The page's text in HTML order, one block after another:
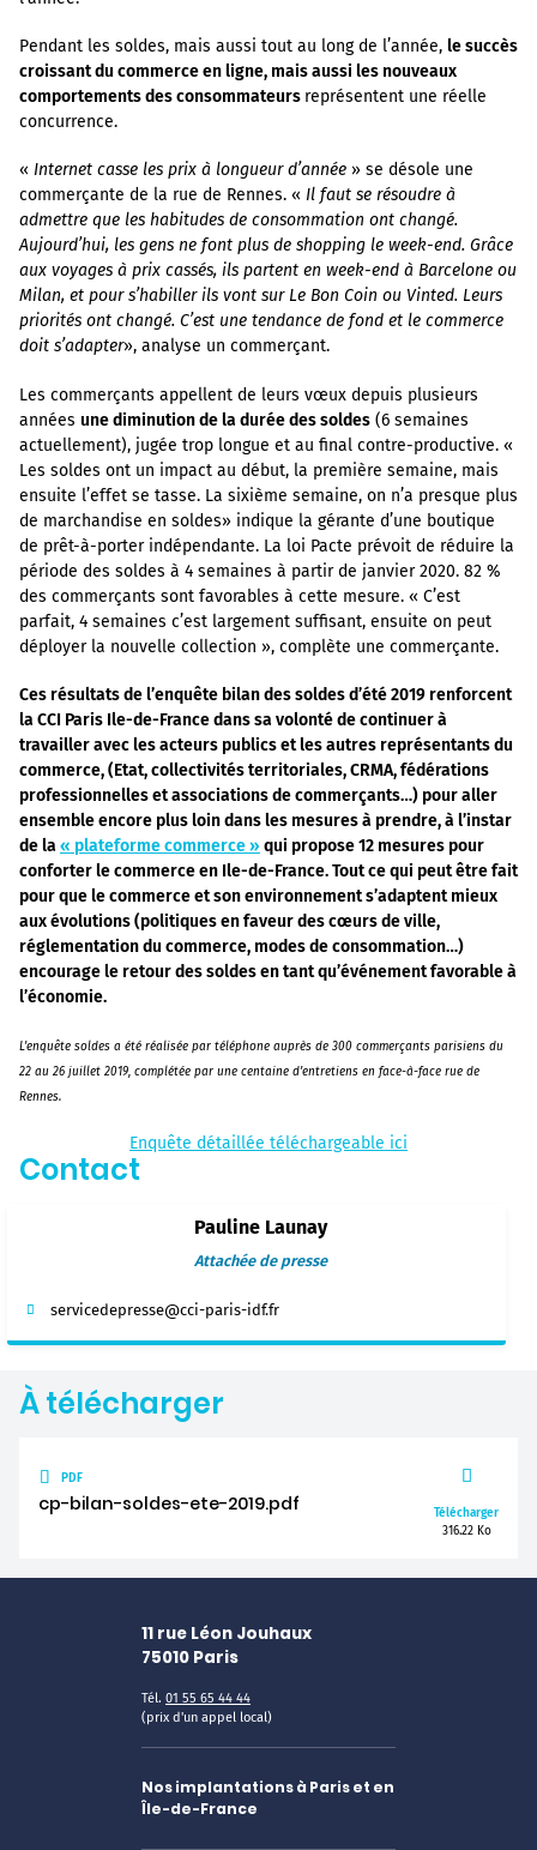
Pendant les soldes, mais aussi tout au long de l’année, le succès
croissant du commerce en ligne, mais aussi les nouveaux
comportements des consommateurs représentent une réelle
concurrence.
« Internet casse les prix à longueur d’année » se désole une
commerçante de la rue de Rennes. « Il faut se résoudre à
admettre que les habitudes de consommation ont changé.
Aujourd’hui, les gens ne font plus de shopping le week-end. Grâce
aux voyages à prix cassés, ils partent en week-end à Barcelone ou
Milan, et pour s’habiller ils vont sur Le Bon Coin ou Vinted. Leurs
priorités ont changé. C’est une tendance de fond et le commerce
doit s’adapter», analyse un commerçant.
Les commerçants appellent de leurs vœux depuis plusieurs
années une diminution de la durée des soldes (6 semaines
actuellement), jugée trop longue et au final contre-productive. «
Les soldes ont un impact au début, la première semaine, mais
ensuite l’effet se tasse. La sixième semaine, on n’a presque plus
de marchandise en soldes» indique la gérante d’une boutique
de prêt-à-porter indépendante. La loi Pacte prévoit de réduire la
période des soldes à 4 semaines à partir de janvier 2020. 82 %
des commerçants sont favorables à cette mesure. « C’est
parfait, 4 semaines c’est largement suffisant, ensuite on peut
déployer la nouvelle collection », complète une commerçante.
Ces résultats de l’enquête bilan des soldes d’été 2019 renforcent
la CCI Paris Ile-de-France dans sa volonté de continuer à
travailler avec les acteurs publics et les autres représentants du
commerce, (Etat, collectivités territoriales, CRMA, fédérations
professionnelles et associations de commerçants…) pour aller
ensemble encore plus loin dans les mesures à prendre, à l’instar
de la « plateforme commerce » qui propose 12 mesures pour
conforter le commerce en Ile-de-France. Tout ce qui peut être fait
pour que le commerce et son environnement s’adaptent mieux
aux évolutions (politiques en faveur des cœurs de ville,
réglementation du commerce, modes de consommation…)
encourage le retour des soldes en tant qu’événement favorable à
l’économie.
L’enquête soldes a été réalisée par téléphone auprès de 300 commerçants parisiens du
22 au 26 juillet 2019, complétée par une centaine d’entretiens en face-à-face rue de
Rennes.
Enquête détaillée téléchargeable ici
Contact
Pauline Launay
Attachée de presse
servicedepresse@cci-paris-idf.fr
À télécharger
PDF
cp-bilan-soldes-ete-2019.pdf
Télécharger
316.22 Ko
11 rue Léon Jouhaux
75010 Paris
Tél. 01 55 65 44 44
(prix d'un appel local)
Nos implantations à Paris et en
Île-de-France